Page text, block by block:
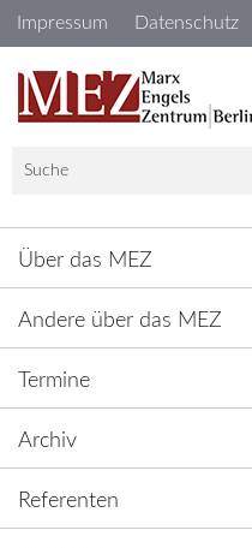
Navigation
überspringen
Impressum Datenschutz
Navigation
Über das MEZ
Andere über das MEZ
Termine
Archiv
Referenten